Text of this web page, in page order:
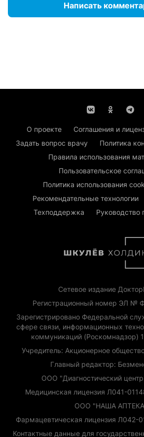
Написать
О проекте Соглашения и
Задать вопрос врачу
Политика
Правила использования
Пользовательское
Политика использования
Рекомендательные технологии
Техподдержка
Руководство
Сетевое издание
Регистрационный номер ЭЛ №
Зарегистрировано Федеральной
сфере связи, информационных
коммуникаций (Роскомнадзор)
Учредитель: Акционерное
Главный редактор:
ООО "Диагностический
Медицинская лицензия Л041-
ООО "НАША
Фармацевтическая лицензия Л042-
Контактные данные для